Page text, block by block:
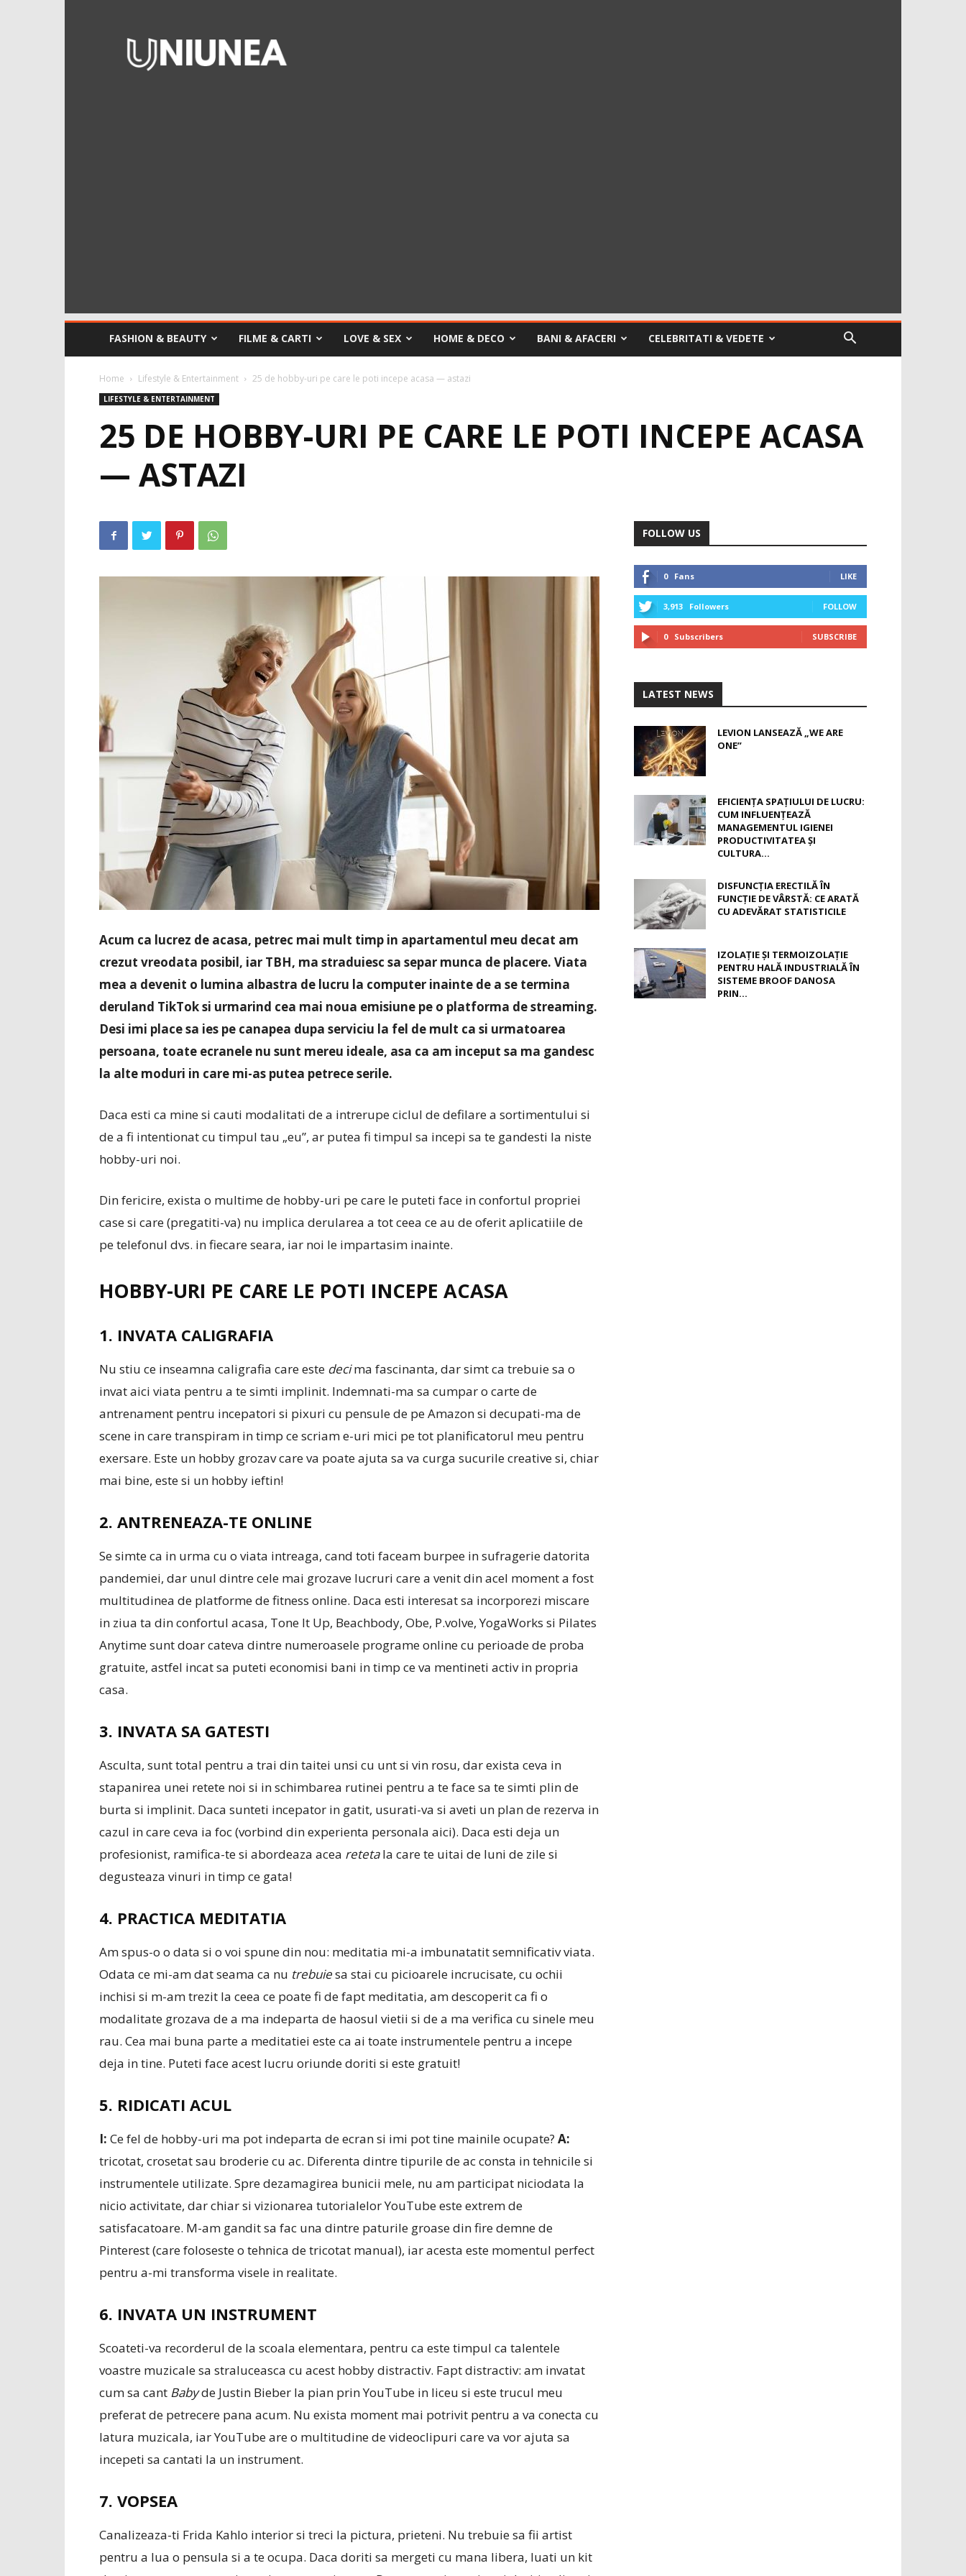
FASHION & BEAUTY FILME & CARTI LOVE & SEX HOME & DECO BANI & AFACERI CELEBRITATI & VEDETE
Home Lifestyle & Entertainment 25 de hobby-uri pe care le poti incepe acasa — astazi
LIFESTYLE & ENTERTAINMENT
25 DE HOBBY-URI PE CARE LE POTI INCEPE ACASA
— ASTAZI
Acum ca lucrez de acasa, petrec mai mult timp in apartamentul meu decat am
crezut vreodata posibil, iar TBH, ma straduiesc sa separ munca de placere. Viata
mea a devenit o lumina albastra de lucru la computer inainte de a se termina
deruland TikTok si urmarind cea mai noua emisiune pe o platforma de streaming.
Desi imi place sa ies pe canapea dupa serviciu la fel de mult ca si urmatoarea
persoana, toate ecranele nu sunt mereu ideale, asa ca am inceput sa ma gandesc
la alte moduri in care mi-as putea petrece serile.
Daca esti ca mine si cauti modalitati de a intrerupe ciclul de defilare a sortimentului si
de a fi intentionat cu timpul tau „eu”, ar putea fi timpul sa incepi sa te gandesti la niste
hobby-uri noi.
Din fericire, exista o multime de hobby-uri pe care le puteti face in confortul propriei
case si care (pregatiti-va) nu implica derularea a tot ceea ce au de oferit aplicatiile de
pe telefonul dvs. in fiecare seara, iar noi le impartasim inainte.
HOBBY-URI PE CARE LE POTI INCEPE ACASA
1. INVATA CALIGRAFIA
Nu stiu ce inseamna caligrafia care este decima fascinanta, dar simt ca trebuie sa o
invat aici viata pentru a te simti implinit. Indemnati-ma sa cumpar o carte de
antrenament pentru incepatori si pixuri cu pensule de pe Amazon si decupati-ma de
scene in care transpiram in timp ce scriam e-uri mici pe tot planificatorul meu pentru
exersare. Este un hobby grozav care va poate ajuta sa va curga sucurile creative si, chiar
mai bine, este si un hobby ieftin!
2. ANTRENEAZA-TE ONLINE
Se simte ca in urma cu o viata intreaga, cand toti faceam burpee in sufragerie datorita
pandemiei, dar unul dintre cele mai grozave lucruri care a venit din acel moment a fost
multitudinea de platforme de fitness online. Daca esti interesat sa incorporezi miscare
in ziua ta din confortul acasa, Tone It Up, Beachbody, Obe, P.volve, YogaWorks si Pilates
Anytime sunt doar cateva dintre numeroasele programe online cu perioade de proba
gratuite, astfel incat sa puteti economisi bani in timp ce va mentineti activ in propria
casa.
3. INVATA SA GATESTI
Asculta, sunt total pentru a trai din taitei unsi cu unt si vin rosu, dar exista ceva in
stapanirea unei retete noi si in schimbarea rutinei pentru a te face sa te simti plin de
burta si implinit. Daca sunteti incepator in gatit, usurati-va si aveti un plan de rezerva in
cazul in care ceva ia foc (vorbind din experienta personala aici). Daca esti deja un
profesionist, ramifica-te si abordeaza acea retetala care te uitai de luni de zile si
degusteaza vinuri in timp ce gata!
4. PRACTICA MEDITATIA
Am spus-o o data si o voi spune din nou: meditatia mi-a imbunatatit semnificativ viata.
Odata ce mi-am dat seama ca nu trebuiesa stai cu picioarele incrucisate, cu ochii
inchisi si m-am trezit la ceea ce poate fi de fapt meditatia, am descoperit ca fi o
modalitate grozava de a ma indeparta de haosul vietii si de a ma verifica cu sinele meu
rau. Cea mai buna parte a meditatiei este ca ai toate instrumentele pentru a incepe
deja in tine. Puteti face acest lucru oriunde doriti si este gratuit!
5. RIDICATI ACUL
I: Ce fel de hobby-uri ma pot indeparta de ecran si imi pot tine mainile ocupate? A:
tricotat, crosetat sau broderie cu ac. Diferenta dintre tipurile de ac consta in tehnicile si
instrumentele utilizate. Spre dezamagirea bunicii mele, nu am participat niciodata la
nicio activitate, dar chiar si vizionarea tutorialelor YouTube este extrem de
satisfacatoare. M-am gandit sa fac una dintre paturile groase din fire demne de
Pinterest (care foloseste o tehnica de tricotat manual), iar acesta este momentul perfect
pentru a-mi transforma visele in realitate.
6. INVATA UN INSTRUMENT
Scoateti-va recorderul de la scoala elementara, pentru ca este timpul ca talentele
voastre muzicale sa straluceasca cu acest hobby distractiv. Fapt distractiv: am invatat
cum sa cant Babyde Justin Bieber la pian prin YouTube in liceu si este trucul meu
preferat de petrecere pana acum. Nu exista moment mai potrivit pentru a va conecta cu
latura muzicala, iar YouTube are o multitudine de videoclipuri care va vor ajuta sa
incepeti sa cantati la un instrument.
7. VOPSEA
Canalizeaza-ti Frida Kahlo interior si treci la pictura, prieteni. Nu trebuie sa fii artist
pentru a lua o pensula si a te ocupa. Daca doriti sa mergeti cu mana libera, luati un kit
FOLLOW US
0 Fans LIKE
3,913 Followers FOLLOW
0 Subscribers SUBSCRIBE
LATEST NEWS
LEVION LANSEAZĂ „WE ARE
ONE”
EFICIENȚA SPAȚIULUI DE LUCRU:
CUM INFLUENȚEAZĂ
MANAGEMENTUL IGIENEI
PRODUCTIVITATEA ȘI
CULTURA...
DISFUNCȚIA ERECTILĂ ÎN
FUNCȚIE DE VÂRSTĂ: CE ARATĂ
CU ADEVĂRAT STATISTICILE
IZOLAȚIE ȘI TERMOIZOLAȚIE
PENTRU HALĂ INDUSTRIALĂ ÎN
SISTEME BROOF DANOSA
PRIN...